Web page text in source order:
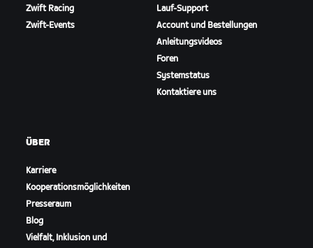
Zwift Racing
Zwift-Events
Lauf-Support
Account und Bestellungen
Anleitungsvideos
Foren
Systemstatus
Kontaktiere uns
ÜBER
Karriere
Kooperationsmöglichkeiten
Presseraum
Blog
Vielfalt, Inklusion und